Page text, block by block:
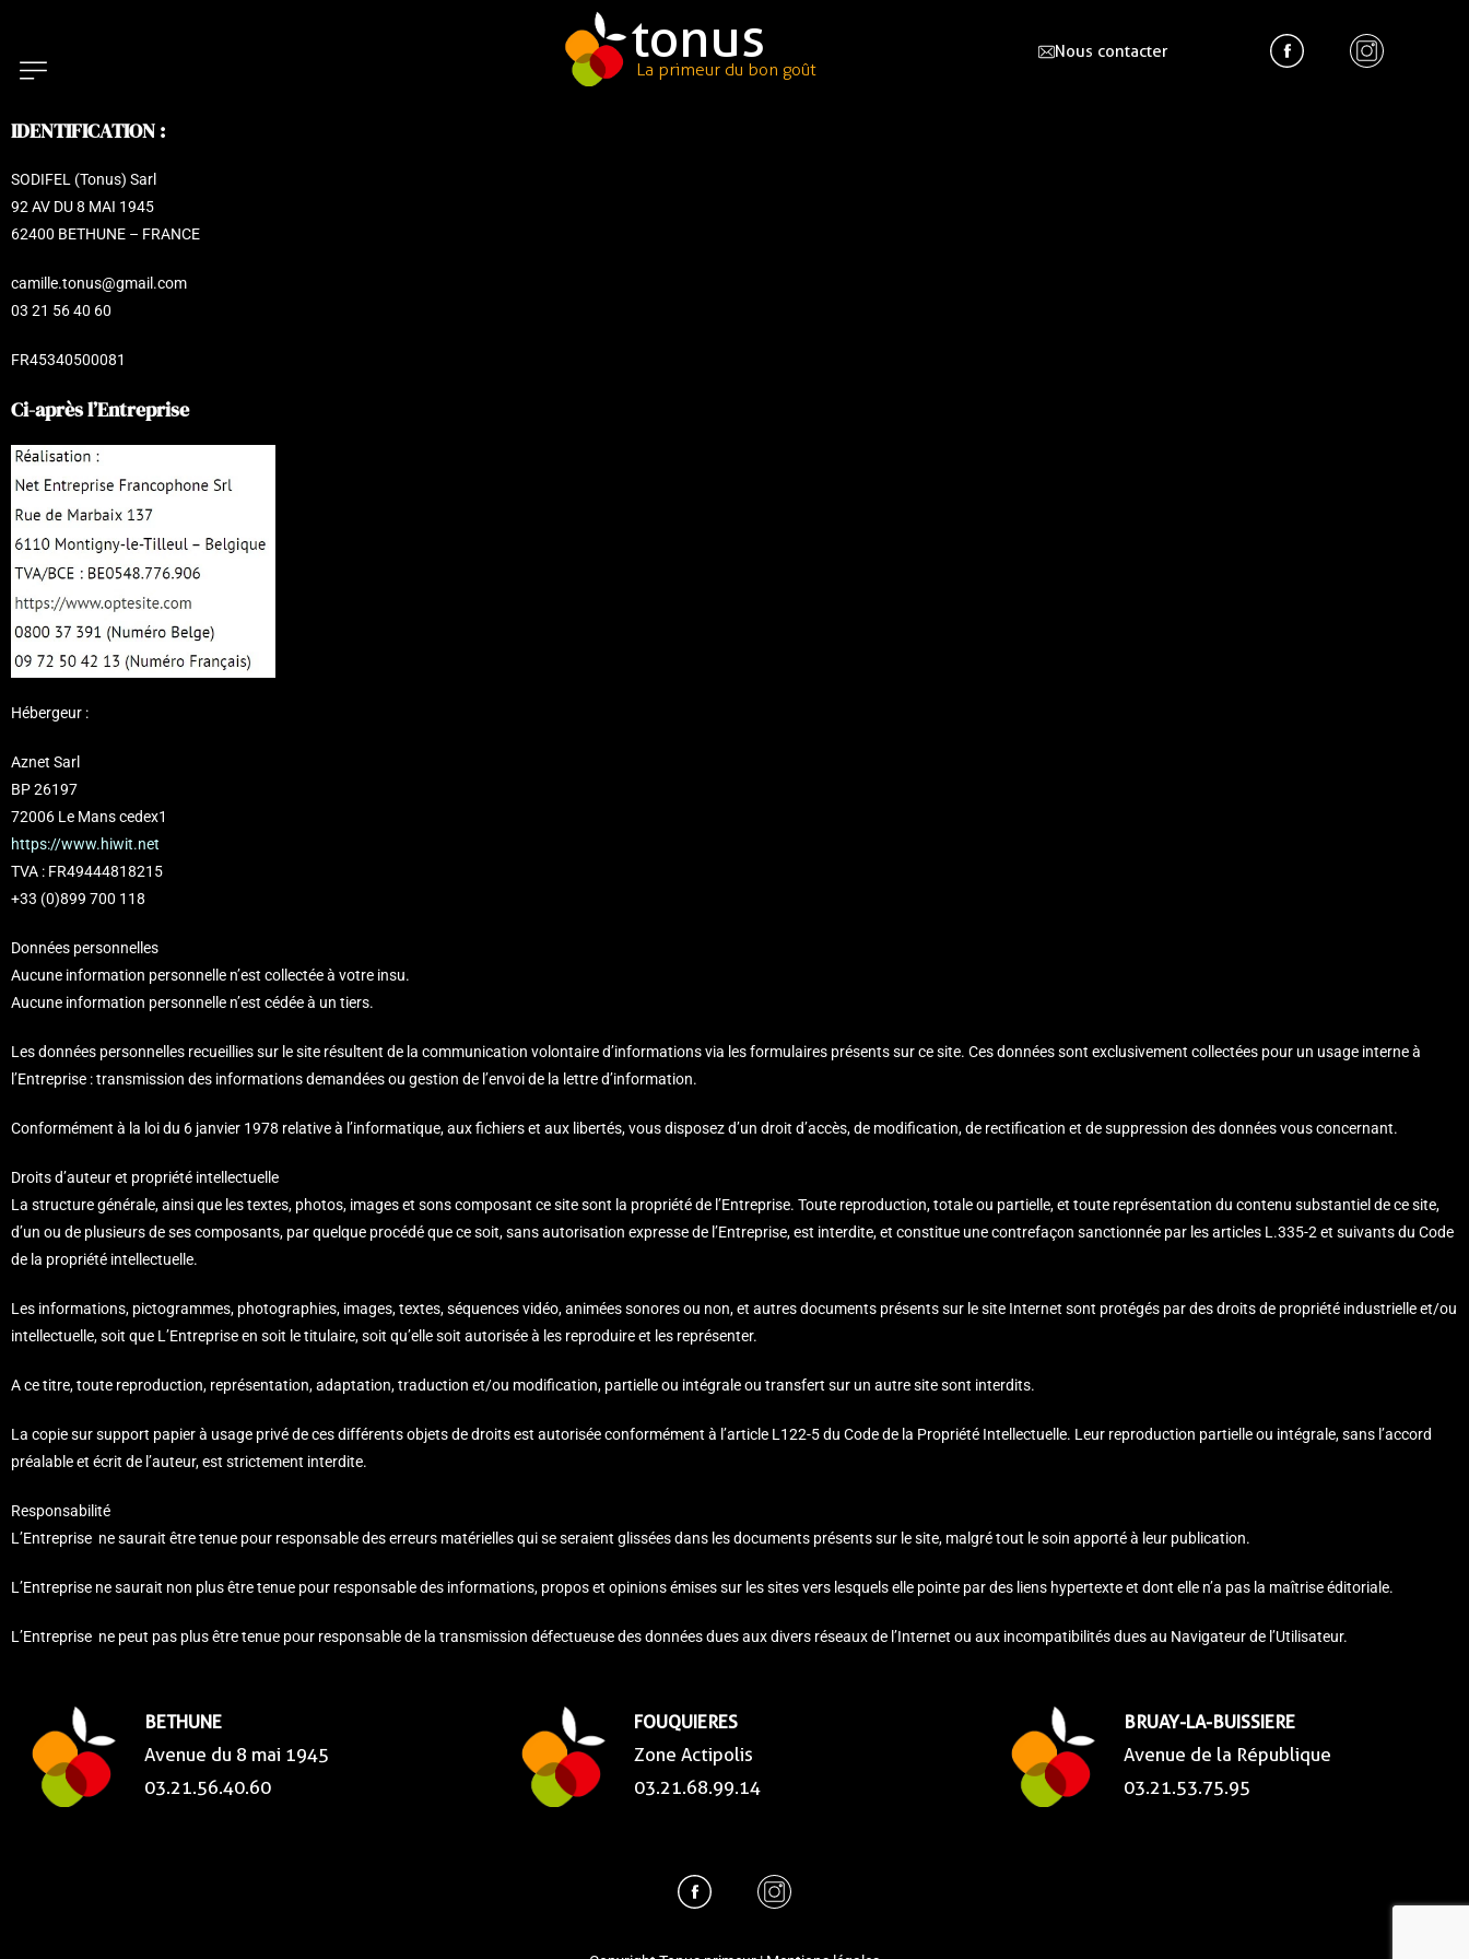
tonus
La primeur du bon goût
Nous contacter
IDENTIFICATION :
SODIFEL (Tonus) Sarl
92 AV DU 8 MAI 1945
62400 BETHUNE – FRANCE
camille.tonus@gmail.com
03 21 56 40 60
FR45340500081
Ci-après l’Entreprise
Hébergeur :
Aznet Sarl
BP 26197
72006 Le Mans cedex1
https://www.hiwit.net
TVA : FR49444818215
+33 (0)899 700 118
Données personnelles
Aucune information personnelle n’est collectée à votre insu.
Aucune information personnelle n’est cédée à un tiers.
Les données personnelles recueillies sur le site résultent de la communication volontaire d’informations via les formulaires présents sur ce site. Ces données sont exclusivement collectées pour un usage interne à
l’Entreprise : transmission des informations demandées ou gestion de l’envoi de la lettre d’information.
Conformément à la loi du 6 janvier 1978 relative à l’informatique, aux fichiers et aux libertés, vous disposez d’un droit d’accès, de modification, de rectification et de suppression des données vous concernant.
Droits d’auteur et propriété intellectuelle
La structure générale, ainsi que les textes, photos, images et sons composant ce site sont la propriété de l’Entreprise. Toute reproduction, totale ou partielle, et toute représentation du contenu substantiel de ce site,
d’un ou de plusieurs de ses composants, par quelque procédé que ce soit, sans autorisation expresse de l’Entreprise, est interdite, et constitue une contrefaçon sanctionnée par les articles L.335-2 et suivants du Code
de la propriété intellectuelle.
Les informations, pictogrammes, photographies, images, textes, séquences vidéo, animées sonores ou non, et autres documents présents sur le site Internet sont protégés par des droits de propriété industrielle et/ou
intellectuelle, soit que L’Entreprise en soit le titulaire, soit qu’elle soit autorisée à les reproduire et les représenter.
A ce titre, toute reproduction, représentation, adaptation, traduction et/ou modification, partielle ou intégrale ou transfert sur un autre site sont interdits.
La copie sur support papier à usage privé de ces différents objets de droits est autorisée conformément à l’article L122-5 du Code de la Propriété Intellectuelle. Leur reproduction partielle ou intégrale, sans l’accord
préalable et écrit de l’auteur, est strictement interdite.
Responsabilité
L’Entreprise ne saurait être tenue pour responsable des erreurs matérielles qui se seraient glissées dans les documents présents sur le site, malgré tout le soin apporté à leur publication.
L’Entreprise ne saurait non plus être tenue pour responsable des informations, propos et opinions émises sur les sites vers lesquels elle pointe par des liens hypertexte et dont elle n’a pas la maîtrise éditoriale.
L’Entreprise ne peut pas plus être tenue pour responsable de la transmission défectueuse des données dues aux divers réseaux de l’Internet ou aux incompatibilités dues au Navigateur de l’Utilisateur.
BETHUNE
Avenue du 8 mai 1945
03.21.56.40.60
FOUQUIERES
Zone Actipolis
03.21.68.99.14
BRUAY-LA-BUISSIERE
Avenue de la République
03.21.53.75.95